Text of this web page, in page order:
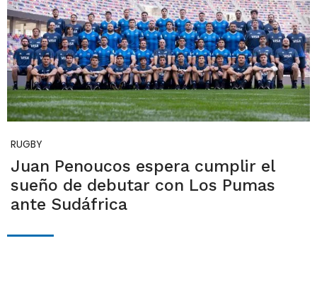
RUGBY
Juan Penoucos espera cumplir el
sueño de debutar con Los Pumas
ante Sudáfrica